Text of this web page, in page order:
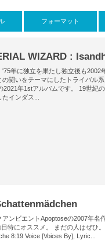
フォーマット
WIZARD :
'75年に独立を果たし独立後も2002
闘いをテーマにしたトライバル系
2021年1stアルバムです。 19世紀
インダス...
アンビエントApoptoseの2007年名
特にオススメ。 まだの人はぜひ
8:19 Voice [Voices By], Lyric...